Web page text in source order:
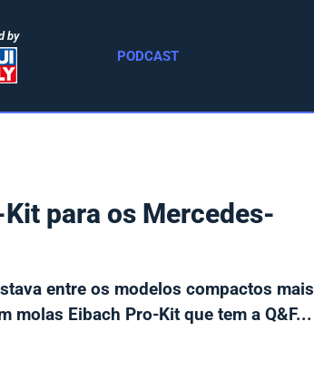
by
PODCAST
para os Mercedes-
entre os modelos compactos mais
molas Eibach Pro-Kit que tem a Q&F...